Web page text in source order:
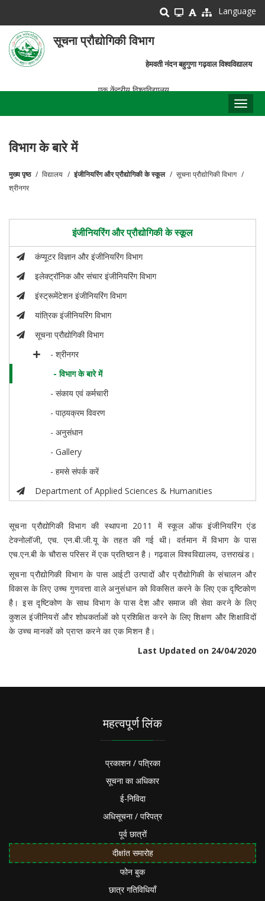
main
content
Language
सूचना प्रौद्योगिकी विभाग
हेमवती नंदन बहुगुणा गढ़वाल विश्वविद्यालय
एक केंद्रीय विश्वविद्यालय
विभाग के बारे में
पग
मुख्य पृष्ठ विद्यालय इंजीनियरिंग और प्रौद्योगिकी के स्कूल
सूचना प्रौद्योगिकी विभाग
श्रीनगर
इंजीनियरिंग और प्रौद्योगिकी के स्कूल
कंप्यूटर विज्ञान और इंजीनियरिंग विभाग
इलेक्ट्रॉनिक और संचार इंजीनियरिंग विभाग
इंस्ट्रूमेंटेशन इंजीनियरिंग विभाग
यांत्रिक इंजीनियरिंग विभाग
सूचना प्रौद्योगिकी विभाग
- श्रीनगर
- विभाग के बारे में
- संकाय एवं कर्मचारी
- पाठ्यक्रम विवरण
- अनुसंधान
- Gallery
- हमसे संपर्क करें
Department of Applied Sciences & Humanities
सूचना प्रौद्योगिकी विभाग की स्थापना 2011 में स्कूल ऑफ इंजीनियरिंग एंड
टेक्नोलॉजी, एच. एन.बी.जी.यू के तहत की गई थी। वर्तमान में विभाग के पास
एच.एन.बी के चौरास परिसर में एक प्रतिष्ठान है। गढ़वाल विश्वविद्यालय, उत्तराखंड।
सूचना प्रौद्योगिकी विभाग के पास आईटी उत्पादों और प्रौद्योगिकी के संचालन और
विकास के लिए उच्च गुणवत्ता वाले अनुसंधान को विकसित करने के लिए एक दृष्टिकोण
है। इस दृष्टिकोण के साथ विभाग के पास देश और समाज की सेवा करने के लिए
कुशल इंजीनियरों और शोधकर्ताओं को प्रशिक्षित करने के लिए शिक्षण और शिक्षाविदों
के उच्च मानकों को प्राप्त करने का एक मिशन है।
Last Updated on 24/04/2020
महत्वपूर्ण लिंक
प्रकाशन / पत्रिका
सूचना का अधिकार
ई-निविदा
अधिसूचना / परिपत्र
पूर्व छात्रों
दीक्षांत समारोह
फोन बुक
छात्र गतिविधियाँ